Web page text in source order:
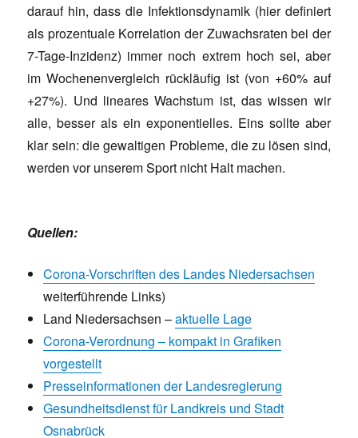
darauf hin, dass die Infektionsdynamik (hier definiert
als prozentuale Korrelation der Zuwachsraten bei der
7-Tage-Inzidenz) immer noch extrem hoch sei, aber
im Wochenenvergleich rückläufig ist (von +60% auf
+27%). Und lineares Wachstum ist, das wissen wir
alle, besser als ein exponentielles. Eins sollte aber
klar sein: die gewaltigen Probleme, die zu lösen sind,
werden vor unserem Sport nicht Halt machen.
Quellen:
Corona-Vorschriften des Landes Niedersachsen
weiterführende Links)
Land Niedersachsen –aktuelle Lage
Corona-Verordnung – kompakt in Grafiken
vorgestellt
Presseinformationen der Landesregierung
Gesundheitsdienst für Landkreis und Stadt
Osnabrück